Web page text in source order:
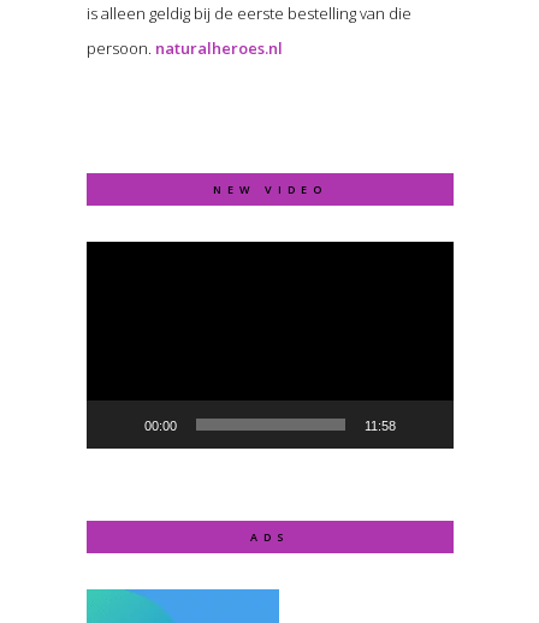
is alleen geldig bij de eerste bestelling van die
persoon. naturalheroes.nl
NEW VIDEO
Video
00:00 11:58
ADS